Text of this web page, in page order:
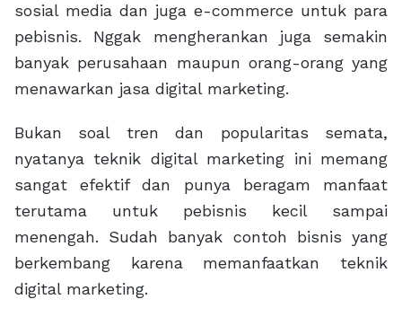
sosial media dan juga e-commerce untuk para
pebisnis. Nggak mengherankan juga semakin
banyak perusahaan maupun orang-orang yang
menawarkan jasa digital marketing.
Bukan soal tren dan popularitas semata,
nyatanya teknik digital marketing ini memang
sangat efektif dan punya beragam manfaat
terutama untuk pebisnis kecil sampai
menengah. Sudah banyak contoh bisnis yang
berkembang karena memanfaatkan teknik
digital marketing.